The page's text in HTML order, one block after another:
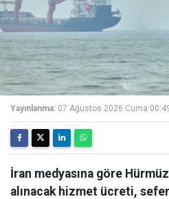
Yayınlanma: 07 Ağustos 2026 Cuma
İran medyasına göre
alınacak hizmet ücreti,